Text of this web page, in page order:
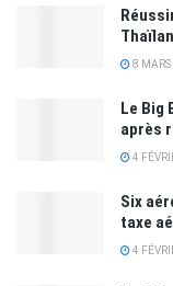
8
Le Big
après
4
Six
taxe
4